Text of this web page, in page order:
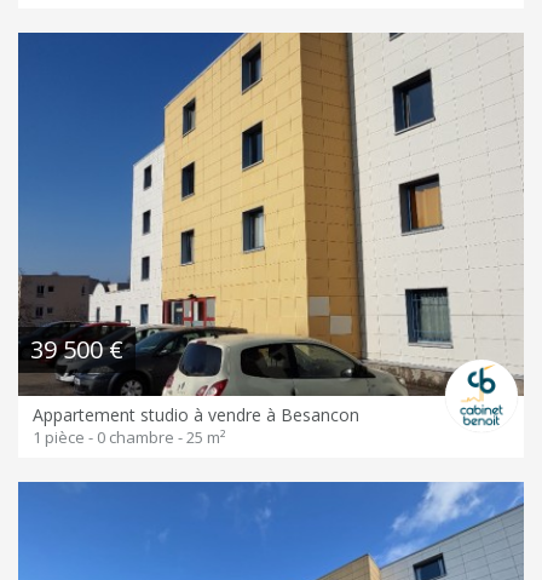
39 500 €
Appartement studio à vendre à Besancon
1 pièce - 0 chambre - 25 m²